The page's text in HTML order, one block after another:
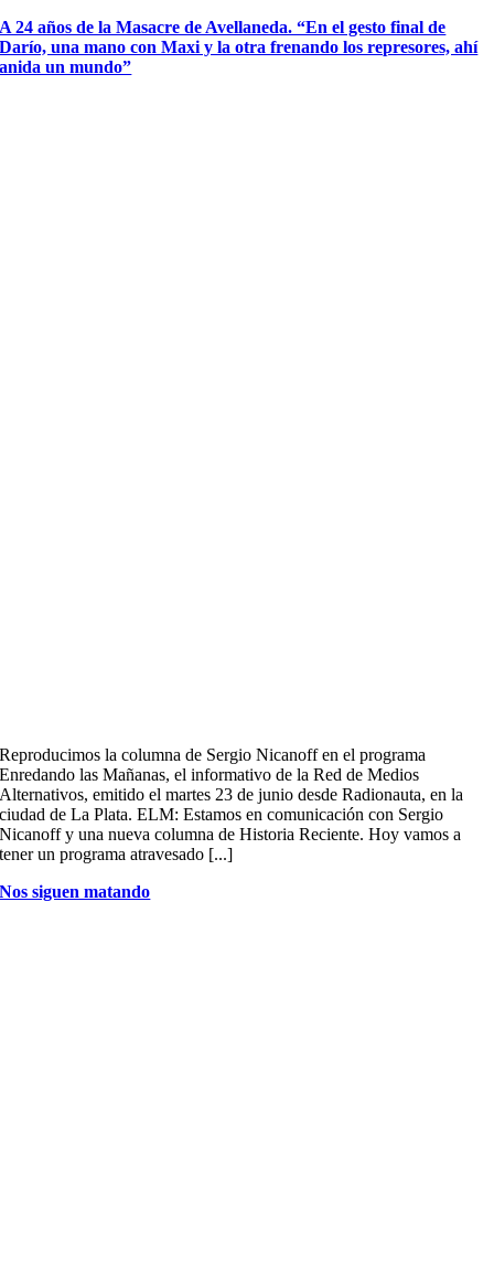
A 24 años de la Masacre de Avellaneda. “En el gesto final de
Darío, una mano con Maxi y la otra frenando los represores, ahí
anida un mundo”
Reproducimos la columna de Sergio Nicanoff en el programa
Enredando las Mañanas, el informativo de la Red de Medios
Alternativos, emitido el martes 23 de junio desde Radionauta, en la
ciudad de La Plata. ELM: Estamos en comunicación con Sergio
Nicanoff y una nueva columna de Historia Reciente. Hoy vamos a
tener un programa atravesado [...]
Nos siguen matando